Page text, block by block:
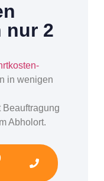
nur 2
in wenigen
Beauftragung
Abholort.